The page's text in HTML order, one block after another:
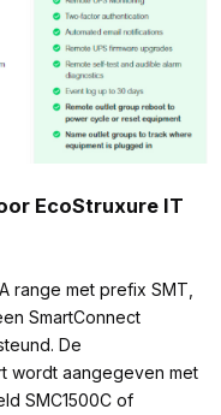
EcoStruxure IT
range met prefix SMT,
SmartConnect
De
wordt aangegeven met
SMC1500C of